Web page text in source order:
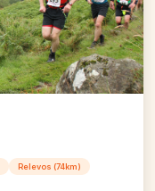
Relevos (74km)